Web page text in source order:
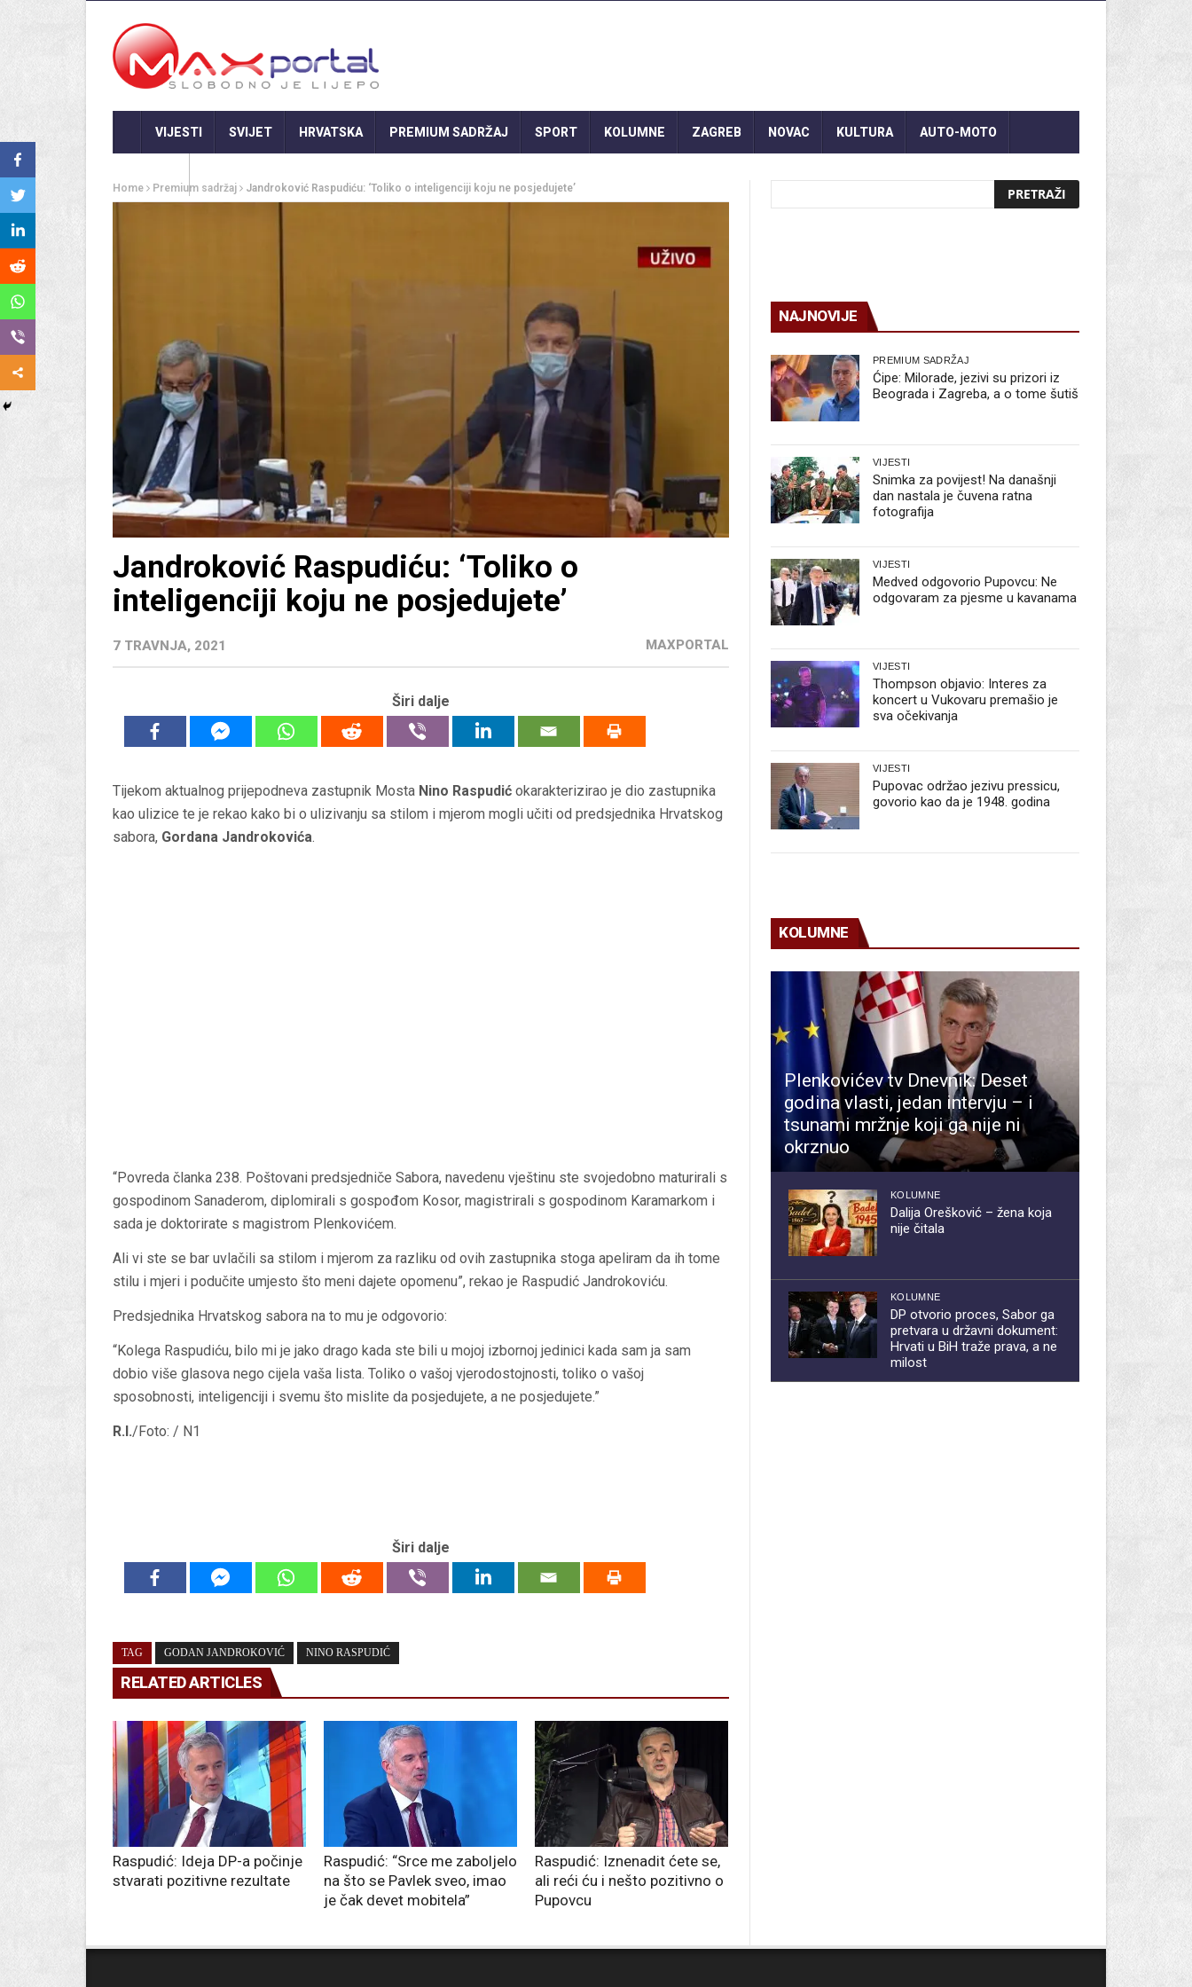
VIJESTI SVIJET HRVATSKA PREMIUM SADRŽAJ SPORT KOLUMNE ZAGREB NOVAC KULTURA AUTO-MOTO
Home Premium sadržaj Jandroković Raspudiću: ‘Toliko o inteligenciji koju ne posjedujete’
Jandroković Raspudiću: ‘Toliko o
inteligenciji koju ne posjedujete’
7 TRAVNJA, 2021 MAXPORTAL
Širi dalje
Tijekom aktualnog prijepodneva zastupnik Mosta Nino Raspudić okarakterizirao je dio zastupnika
kao ulizice te je rekao kako bi o ulizivanju sa stilom i mjerom mogli učiti od predsjednika Hrvatskog
sabora, Gordana Jandrokovića.
“Povreda članka 238. Poštovani predsjedniče Sabora, navedenu vještinu ste svojedobno maturirali s
gospodinom Sanaderom, diplomirali s gospođom Kosor, magistrirali s gospodinom Karamarkom i
sada je doktorirate s magistrom Plenkovićem.
Ali vi ste se bar uvlačili sa stilom i mjerom za razliku od ovih zastupnika stoga apeliram da ih tome
stilu i mjeri i podučite umjesto što meni dajete opomenu”, rekao je Raspudić Jandrokoviću.
Predsjednika Hrvatskog sabora na to mu je odgovorio:
“Kolega Raspudiću, bilo mi je jako drago kada ste bili u mojoj izbornoj jedinici kada sam ja sam
dobio više glasova nego cijela vaša lista. Toliko o vašoj vjerodostojnosti, toliko o vašoj
sposobnosti, inteligenciji i svemu što mislite da posjedujete, a ne posjedujete.”
R.I./Foto: / N1
Širi dalje
TAG GODAN JANDROKOVIĆ NINO RASPUDIĆ
RELATED ARTICLES
Raspudić: Ideja DP-a počinje
stvarati pozitivne rezultate
Raspudić: “Srce me zaboljelo
na što se Pavlek sveo, imao
je čak devet mobitela”
Raspudić: Iznenadit ćete se,
ali reći ću i nešto pozitivno o
Pupovcu
NAJNOVIJE
PREMIUM SADRŽAJ
Ćipe: Milorade, jezivi su prizori iz
Beograda i Zagreba, a o tome šutiš
VIJESTI
Snimka za povijest! Na današnji
dan nastala je čuvena ratna
fotografija
VIJESTI
Medved odgovorio Pupovcu: Ne
odgovaram za pjesme u kavanama
VIJESTI
Thompson objavio: Interes za
koncert u Vukovaru premašio je
sva očekivanja
VIJESTI
Pupovac održao jezivu pressicu,
govorio kao da je 1948. godina
KOLUMNE
Plenkovićev tv Dnevnik: Deset
godina vlasti, jedan intervju – i
tsunami mržnje koji ga nije ni
okrznuo
KOLUMNE
Dalija Orešković – žena koja
nije čitala
KOLUMNE
DP otvorio proces, Sabor ga
pretvara u državni dokument:
Hrvati u BiH traže prava, a ne
milost